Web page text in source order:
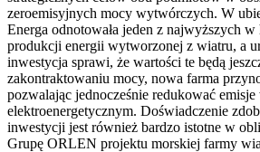
zeroemisyjnych mocy wytwórczych. W
Energa odnotowała jeden z najwyższych
produkcji energii wytworzonej z wiatru, a
inwestycja sprawi, że wartości te będą
zakontraktowaniu mocy, nowa farma
pozwalając jednocześnie redukować
elektroenergetycznym. Doświadczenie
inwestycji jest również bardzo istotne w
Grupę ORLEN projektu morskiej farmy